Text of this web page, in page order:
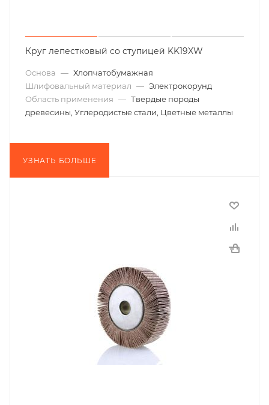
Круг лепестковый со ступицей KK19XW
Основа — Хлопчатобумажная
Шлифовальный материал — Электрокорунд
Область применения — Твердые породы
древесины, Углеродистые стали, Цветные металлы
УЗНАТЬ БОЛЬШЕ